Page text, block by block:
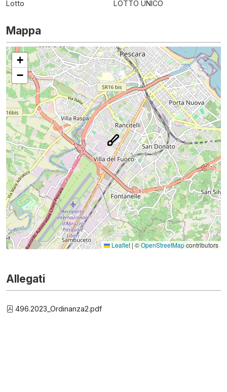
Lotto
LOTTO UNICO
Mappa
+
−
Leaflet | ©OpenStreetMapcontributors
Allegati
496.2023_Ordinanza2.pdf